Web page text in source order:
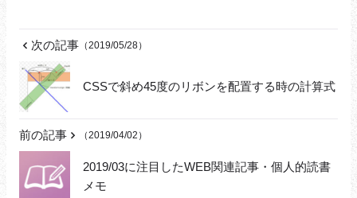
次の記事 （2019/05/28）
CSSで斜め45度のリボンを配置する時の計算式
前の記事 （2019/04/02）
2019/03に注目したWEB関連記事・個人的読書
メモ